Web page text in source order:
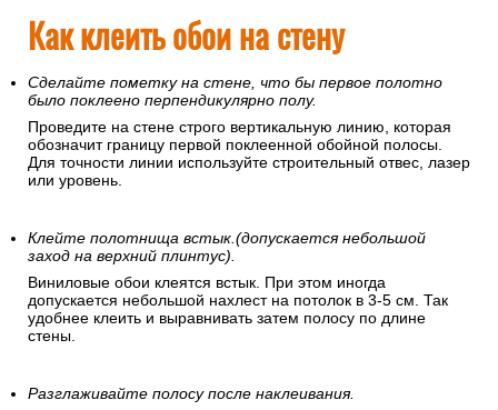
Как клеить обои на стену
Сделайте пометку на стене, что бы первое полотно
было поклеено перпендикулярно полу.
Проведите на стене строго вертикальную линию, которая
обозначит границу первой поклеенной обойной полосы.
Для точности линии используйте строительный отвес, лазер
или уровень.
Клейте полотнища встык.(допускается небольшой
заход на верхний плинтус).
Виниловые обои клеятся встык. При этом иногда
допускается небольшой нахлест на потолок в 3-5 см. Так
удобнее клеить и выравнивать затем полосу по длине
стены.
Разглаживайте полосу после наклеивания.